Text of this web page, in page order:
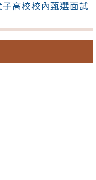
子高校校內甄選面試